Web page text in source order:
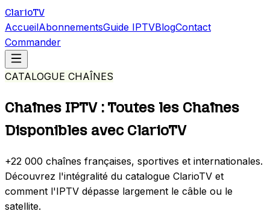
ClarioTV
AccueilAbonnementsGuide IPTVBlogContact
Commander
CATALOGUE CHAÎNES
Chaînes IPTV : Toutes les Chaînes
Disponibles avec ClarioTV
+22 000 chaînes françaises, sportives et internationales.
Découvrez l'intégralité du catalogue ClarioTV et
comment l'IPTV dépasse largement le câble ou le
satellite.